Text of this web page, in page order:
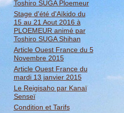
Toshiro SUGA Ploemeur
Stage d'été d'Aïkido du
15 au 21 Aout 2016 à
PLOEMEUR animé par
Toshiro SUGA Shihan
Article Ouest France du 5
Novembre 2015
Article Ouest France du
mardi 13 janvier 2015
Le Reigisaho par Kanaï
Senseï
Condition et Tarifs